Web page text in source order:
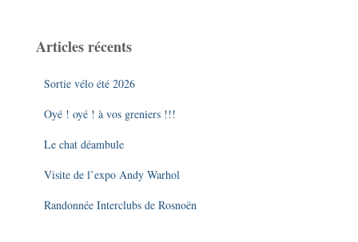
r
Articles récents
Sortie vélo été 2026
Oyé ! oyé ! à vos greniers !!!
Le chat déambule
Visite de l’expo Andy Warhol
Randonnée Interclubs de Rosnoën